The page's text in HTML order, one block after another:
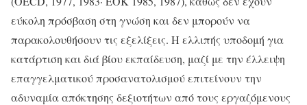
εύκολη πρόσβαση στη γνώση και δεν μπορούν να
παρακολουθήσουν τις εξελίξεις. Η ελλιπής υποδομή για
κατάρτιση και διά βίου εκπαίδευση, μαζί με την έλλειψη
επαγγελματικού προσανατολισμού επιτείνουν την
αδυναμία απόκτησης δεξιοτήτων από τους εργαζόμενους